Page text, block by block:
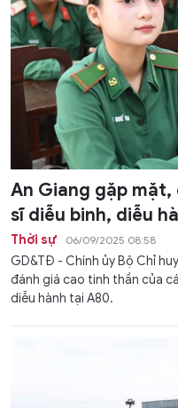
An Giang gặp
sĩ diễu binh, diễu
Thời sự 06/09/2025 08:58
GD&TĐ - Chính ủy Bộ Chỉ
đánh giá cao tinh thần của
diễu hành tại A80.